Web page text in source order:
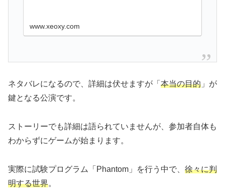
www.xeoxy.com
ネタバレになるので、詳細は伏せますが「 本当の目的 」が
鍵となる公演です。
ストーリーでも詳細は語られていませんが、参加者自体も
わからずにゲームが始まります。
実際に試験プログラム「Phantom」を行う中で、 徐々に判
明する世界。